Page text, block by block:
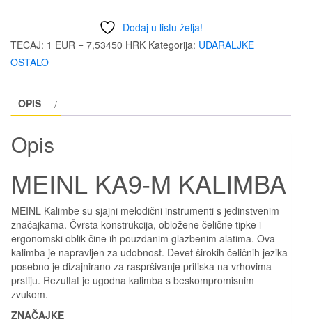
KA9-
KALIMBA
količina
Dodaj u listu želja!
TEČAJ: 1 EUR = 7,53450 HRK Kategorija: UDARALJKE
OSTALO
OPIS
Opis
MEINL KA9-M KALIMBA
MEINL Kalimbe su sjajni melodični instrumenti s jedinstvenim
značajkama. Čvrsta konstrukcija, obložene čelične tipke i
ergonomski oblik čine ih pouzdanim glazbenim alatima. Ova
kalimba je napravljen za udobnost. Devet širokih čeličnih jezika
posebno je dizajnirano za raspršivanje pritiska na vrhovima
prstiju. Rezultat je ugodna kalimba s beskompromisnim
zvukom.
ZNAČAJKE